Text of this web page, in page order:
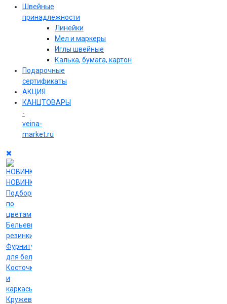
Швейные
принадлежности
Линейки
Мел и маркеры
Иглы швейные
Калька, бумага, картон
Подарочные
сертификаты
АКЦИЯ
КАНЦТОВАРЫ
-
veina-
market.ru
НОВИНКИ
Подборки
по
цветам
Бельевые
резинки
Фурнитура
для белья
Косточки
и
каркасы
Кружево